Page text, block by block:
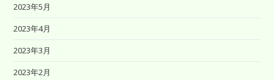
2023年5月
2023年4月
2023年3月
2023年2月